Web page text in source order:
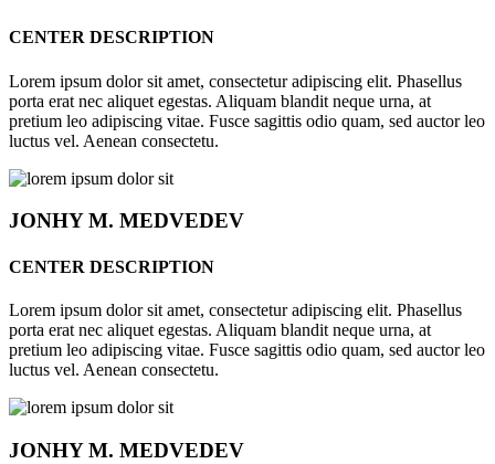
CENTER DESCRIPTION
Lorem ipsum dolor sit amet, consectetur adipiscing elit. Phasellus
porta erat nec aliquet egestas. Aliquam blandit neque urna, at
pretium leo adipiscing vitae. Fusce sagittis odio quam, sed auctor leo
luctus vel. Aenean consectetu.
JONHYM. MEDVEDEV
CENTER DESCRIPTION
Lorem ipsum dolor sit amet, consectetur adipiscing elit. Phasellus
porta erat nec aliquet egestas. Aliquam blandit neque urna, at
pretium leo adipiscing vitae. Fusce sagittis odio quam, sed auctor leo
luctus vel. Aenean consectetu.
JONHYM. MEDVEDEV